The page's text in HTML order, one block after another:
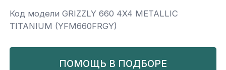
Yamaha
Салонные фильтры
Корпус,пластик
Kawasaki
Код модели GRIZZLY 660 4X4 METALLIC
TITANIUM (YFM660FRGY)
ПОМОЩЬ В ПОДБОРЕ